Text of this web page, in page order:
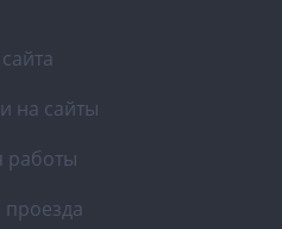
на сайты
работы